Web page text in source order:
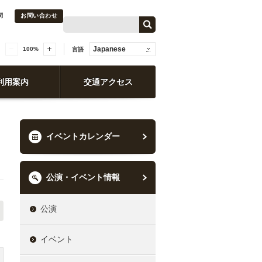
お問い合わせ
100% 言語 Japanese
用案内 交通アクセス
イベントカレンダー
公演・イベント情報
公演
イベント